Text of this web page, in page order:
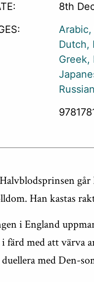
8th
Arabic
Dutch
Greek
Russian
Han kastas
i England
färd med att värva
duellera med Den-